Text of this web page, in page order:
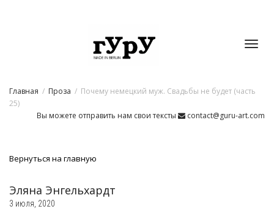
Главная Проза
Почему немецкий муж. Свадьбы не будет (часть
25)
Вы можете отправить нам свои тексты
contact@guru-art.com
Вернуться на главную
Эляна Энгельхардт
3 июля, 2020